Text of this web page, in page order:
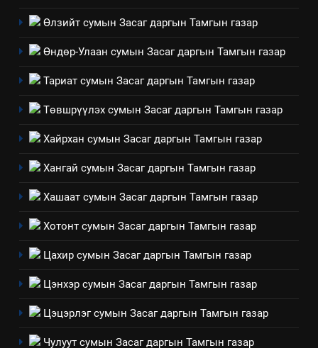
“БИД ИРГЭДЭЭ СОНСОЖ,
БАЙГУУЛНА
3
ТАЗ-ЫН САЛБАР ЗӨВЛӨЛ
4
Архангай аймаг дахь салбар
ажиллагааны жилийн
төлөвлөгөө
ТАЗ-ЫН САЛБАР ЗӨВЛӨЛ
5
“Шинэтгэлээр түүчээлсэн
Өлзийт сумын Засаг даргын Тамгын газар
Өндөр-Улаан сумын Засаг даргын Тамгын газар
Тариат сумын Засаг даргын Тамгын газар
Төвшрүүлэх сумын Засаг даргын Тамгын газар
Хайрхан сумын Засаг даргын Тамгын газар
Хангай сумын Засаг даргын Тамгын газар
Хашаат сумын Засаг даргын Тамгын газар
Хотонт сумын Засаг даргын Тамгын газар
Цахир сумын Засаг даргын Тамгын газар
Цэнхэр сумын Засаг даргын Тамгын газар
Цэцэрлэг сумын Засаг даргын Тамгын газар
Чулуут сумын Засаг даргын Тамгын газар